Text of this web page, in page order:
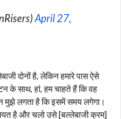
April 27,
दोनों है, लेकिन हमारे पास ऐसे
के साथ, हां, हम चाहते हैं कि वह
मुझे लगता है कि इसमें समय लगेगा।
है और चलो उसे [बल्लेबाजी क्रम]